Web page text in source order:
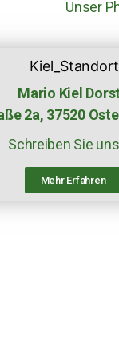
Unser
Mario Kiel
2a, 37520
Schreiben Sie uns
Mehr Erfahren